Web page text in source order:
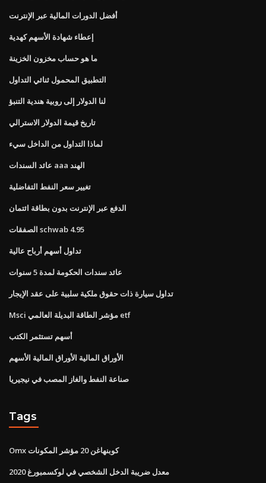
أفضل الدورات المالية عبر الإنترنت
إعطاء شهادة الأسهم كهدية
ما هو حساب مخزون الخزينة
التطبيق المحمول ثنائي التداول
لنا الدولار إلى روبية هندية التنبؤ
تاريخ قيمة الدولار الاسترالي
لماذا التداول من الداخل سيء
عائد السندات aaa الهند
تغيير سعر النفط التفاضلية
الدفع عبر الإنترنت بدون بطاقة ائتمان
الصفقات schwab 4.95
تداول أسهم أرباح عالية
عائد سندات الحكومة لمدة 5 سنوات
تداول سيارة ذات حقوق ملكية سلبية على عقد الإيجار
Msci مؤشر الطاقة البديلة العالمي etf
أسهم تستثمر الكتب
الأوراق المالية الأوراق المالية الأسهم
صناعة النفط والغاز المصب في نيجيريا
Tags
Omx كوبنهاغن 20 مؤشر المكونات
معدل ضريبة الدخل الشخصي في لوكسمبورغ 2020